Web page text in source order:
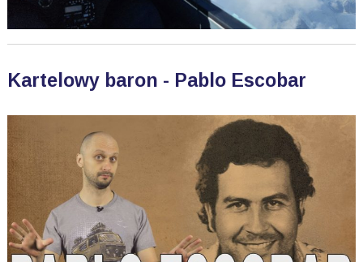
Kartelowy baron - Pablo Escobar